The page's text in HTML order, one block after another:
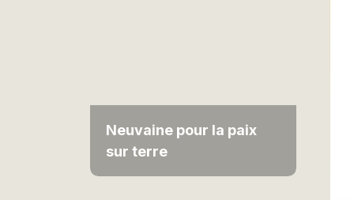
Neuvaine pour la paix
sur terre